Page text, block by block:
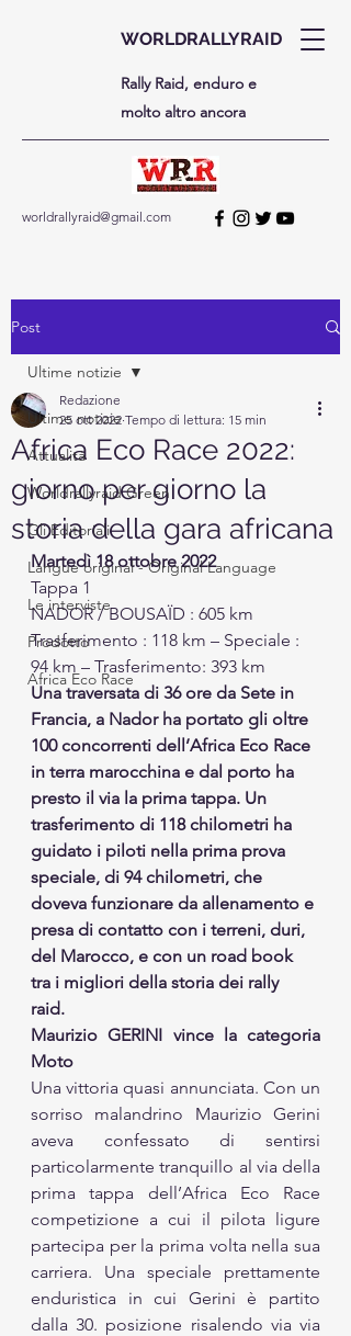
WORLDRALLYRAID
Rally Raid, enduro e
molto altro ancora
worldrallyraid@gmail.com
Post
Ultime notizie
Attualità
Worldrallyraid Green
Gli Editoriali
Langue original - Original Language
Le interviste
Prodotto
Africa Eco Race
Ultime notizie
Africa Eco Race 2022:
giorno per giorno la
storia della gara africana
Redazione
25 ott 2022 Tempo di lettura: 15 min
Martedì 18 ottobre 2022
Tappa 1
NADOR / BOUSAÏD : 605 km
Trasferimento : 118 km – Speciale :
94 km – Trasferimento: 393 km
Una traversata di 36 ore da Sete in
Francia, a Nador ha portato gli oltre
100 concorrenti dell’Africa Eco Race
in terra marocchina e dal porto ha
presto il via la prima tappa. Un
trasferimento di 118 chilometri ha
guidato i piloti nella prima prova
speciale, di 94 chilometri, che
doveva funzionare da allenamento e
presa di contatto con i terreni, duri,
del Marocco, e con un road book
tra i migliori della storia dei rally
raid.
Maurizio GERINI vince la categoria
Moto
Una vittoria quasi annunciata. Con un
sorriso malandrino Maurizio Gerini
aveva confessato di sentirsi
particolarmente tranquillo al via della
prima tappa dell’Africa Eco Race
competizione a cui il pilota ligure
partecipa per la prima volta nella sua
carriera. Una speciale prettamente
enduristica in cui Gerini è partito
dalla 30. posizione risalendo via via